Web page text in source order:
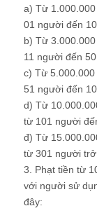
a) Từ
01 người đến
b) Từ
11 người đến
c) Từ
51 người đến
d) Từ
từ 101 người
đ) Từ
từ 301 người trở
3. Phạt tiền từ
với người sử
đây: